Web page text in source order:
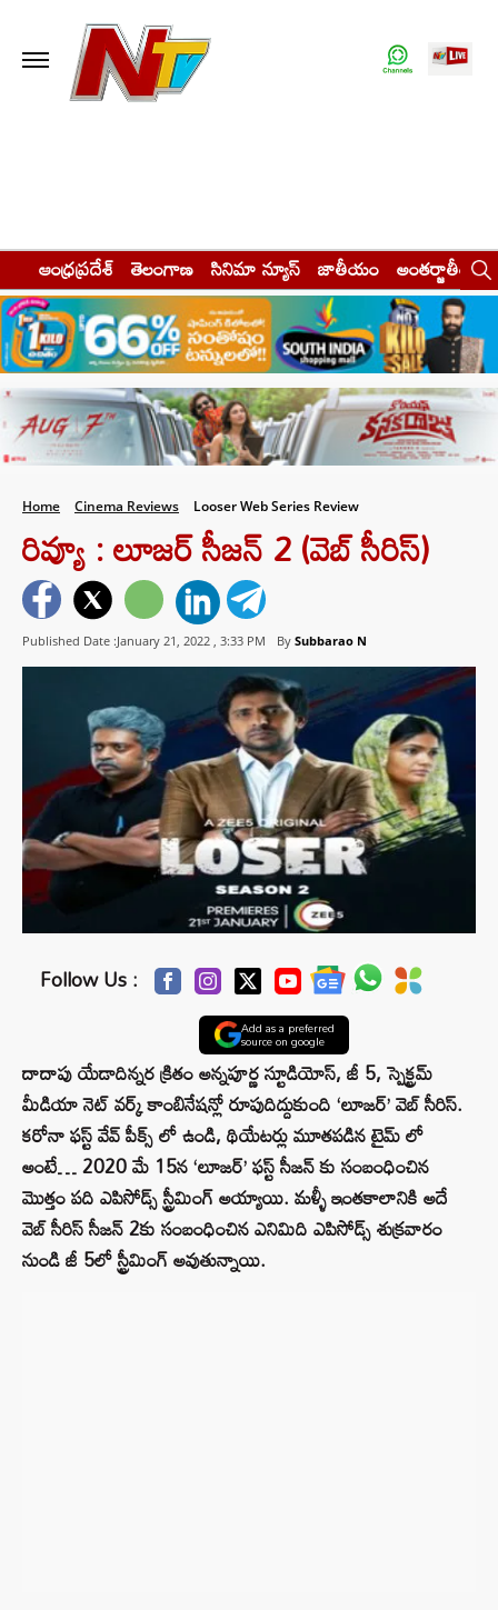
ఆంధ్రప్రదేశ్ తెలంగాణ సినిమా న్యూస్ జాతీయం అంతర్జాతీయం
Home Cinema Reviews Looser Web Series Review
రివ్యూ : లూజర్ సీజన్ 2 (వెబ్ సీరిస్)
Published Date :January 21, 2022 , 3:33 PM By Subbarao N
Follow Us :
Add as a preferred
source on google
దాదాపు యేడాదిన్నర క్రితం అన్నపూర్ణ స్టూడియోస్, జీ 5, స్పెక్ట్రమ్
మీడియా నెట్ వర్క్ కాంబినేషన్లో రూపుదిద్దుకుంది ‘లూజర్’ వెబ్ సీరిస్.
కరోనా ఫస్ట్ వేవ్ పీక్స్ లో ఉండి, థియేటర్లు మూతపడిన టైమ్ లో
అంటే… 2020 మే 15న ‘లూజర్’ ఫస్ట్ సీజన్ కు సంబంధించిన
మొత్తం పది ఎపిసోడ్స్ స్ట్రీమింగ్ అయ్యాయి. మళ్ళీ ఇంతకాలానికి అదే
వెబ్ సీరిస్ సీజన్ 2కు సంబంధించిన ఎనిమిది ఎపిసోడ్స్ శుక్రవారం
నుండి జీ 5లో స్ట్రీమింగ్ అవుతున్నాయి.